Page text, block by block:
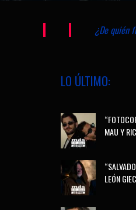
¿De quién
LO ÚLTIMO:
MAU Y
LEÓN